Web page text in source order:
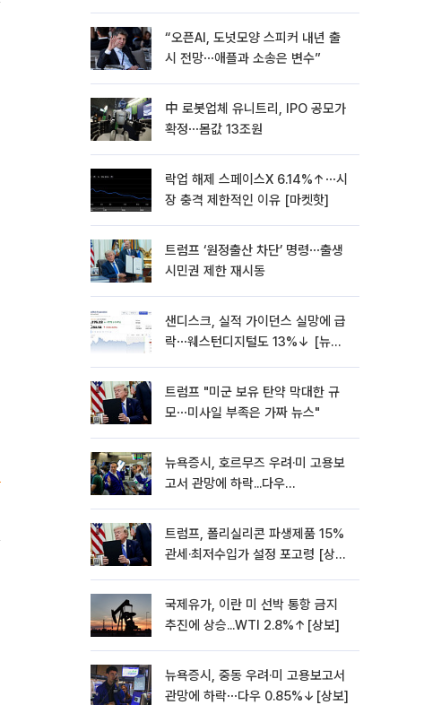
“오픈AI, 도넛모양 스피커 내년 출
시 전망⋯애플과 소송은 변수”
中 로봇업체 유니트리, IPO 공모가
확정⋯몸값 13조원
락업 해제 스페이스X 6.14%↑⋯시
장 충격 제한적인 이유 [마켓핫]
트럼프 ‘원정출산 차단’ 명령⋯출생
시민권 제한 재시동
샌디스크, 실적 가이던스 실망에 급
락⋯웨스턴디지털도 13%↓ [뉴욕
트럼프 "미군 보유 탄약 막대한 규
모⋯미사일 부족은 가짜 뉴스"
뉴욕증시, 호르무즈 우려·미 고용보
고서 관망에 하락...다우
트럼프, 폴리실리콘 파생제품 15%
관세·최저수입가 설정 포고령 [상
국제유가, 이란 미 선박 통항 금지
추진에 상승...WTI 2.8%↑[상보]
뉴욕증시, 중동 우려·미 고용보고서
관망에 하락⋯다우 0.85%↓[상보]